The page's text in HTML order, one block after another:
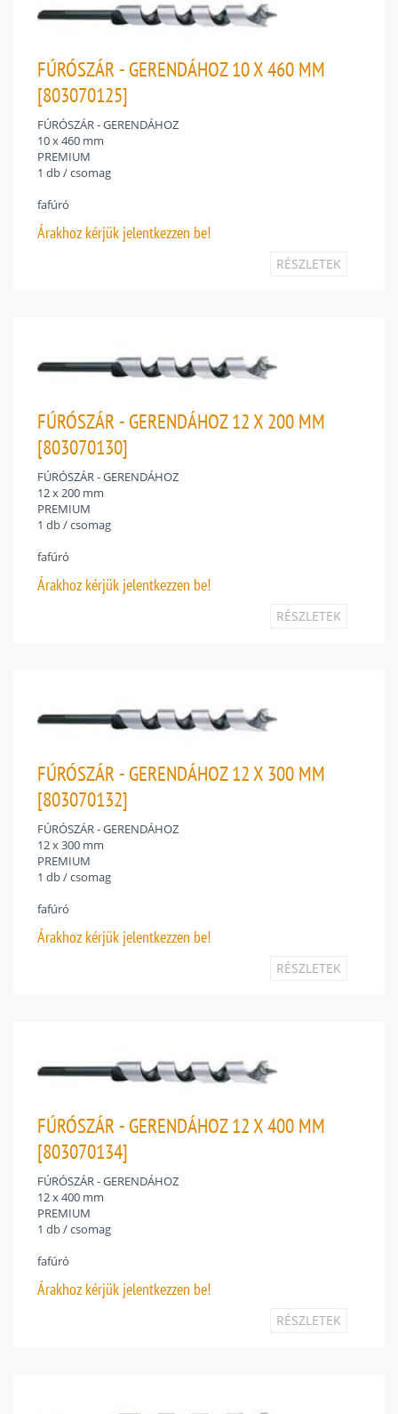
FÚRÓSZÁR - GERENDÁHOZ 10 X 460 MM
[803070125]
FÚRÓSZÁR - GERENDÁHOZ
10 x 460 mm
PREMIUM
1 db / csomag
fafúró
Árakhoz kérjük jelentkezzen be!
RÉSZLETEK
FÚRÓSZÁR - GERENDÁHOZ 12 X 200 MM
[803070130]
FÚRÓSZÁR - GERENDÁHOZ
12 x 200 mm
PREMIUM
1 db / csomag
fafúró
Árakhoz kérjük jelentkezzen be!
RÉSZLETEK
FÚRÓSZÁR - GERENDÁHOZ 12 X 300 MM
[803070132]
FÚRÓSZÁR - GERENDÁHOZ
12 x 300 mm
PREMIUM
1 db / csomag
fafúró
Árakhoz kérjük jelentkezzen be!
RÉSZLETEK
FÚRÓSZÁR - GERENDÁHOZ 12 X 400 MM
[803070134]
FÚRÓSZÁR - GERENDÁHOZ
12 x 400 mm
PREMIUM
1 db / csomag
fafúró
Árakhoz kérjük jelentkezzen be!
RÉSZLETEK